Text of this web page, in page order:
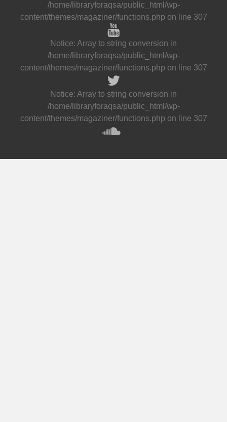
/home/libraryforaqsa/public_html/wp-
content/themes/magaziner/functions.php on line 307
Notice: Array to string conversion in
/home/libraryforaqsa/public_html/wp-
content/themes/magaziner/functions.php on line 307
Notice: Array to string conversion in
/home/libraryforaqsa/public_html/wp-
content/themes/magaziner/functions.php on line 307